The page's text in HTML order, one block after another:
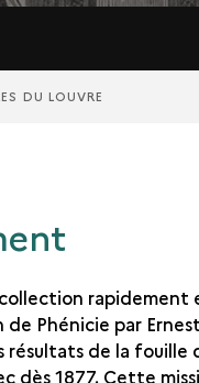
DU LOUVRE
rapidement
de Phénicie par
résultats de la fouille
dès 1877. Cette